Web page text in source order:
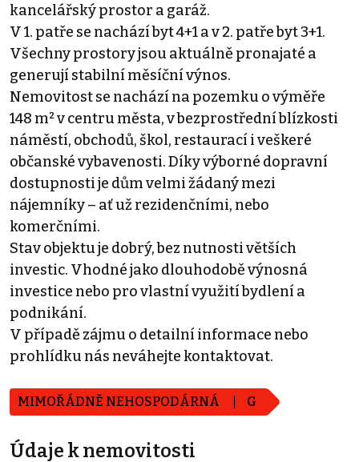
kancelářský prostor a garáž.
V 1. patře se nachází byt 4+1 a v 2. patře byt 3+1.
Všechny prostory jsou aktuálně pronajaté a
generují stabilní měsíční výnos.
Nemovitost se nachází na pozemku o výměře
148 m² v centru města, v bezprostřední blízkosti
náměstí, obchodů, škol, restaurací i veškeré
občanské vybavenosti. Díky výborné dopravní
dostupnosti je dům velmi žádaný mezi
nájemníky – ať už rezidenčními, nebo
komerčními.
Stav objektu je dobrý, bez nutnosti větších
investic. Vhodné jako dlouhodobě výnosná
investice nebo pro vlastní využití bydlení a
podnikání.
V případě zájmu o detailní informace nebo
prohlídku nás neváhejte kontaktovat.
MIMOŘÁDNĚ NEHOSPODÁRNÁ G
Údaje k nemovitosti